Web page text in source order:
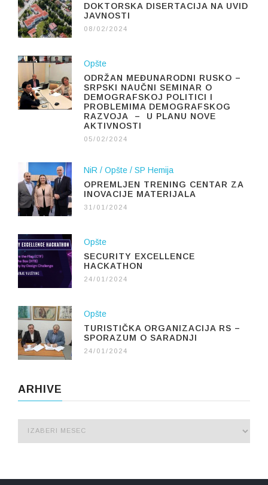
DOKTORSKA DISERTACIJA NA UVID
JAVNOSTI
08/02/2024
Opšte
ODRŽAN MEĐUNARODNI RUSKO –
SRPSKI NAUČNI SEMINAR O
DEMOGRAFSKOJ POLITICI I
PROBLEMIMA DEMOGRAFSKOG
RAZVOJA – U PLANU NOVE
AKTIVNOSTI
05/02/2024
NiR Opšte
SP Hemija
OPREMLJEN TRENING CENTAR ZA
INOVACIJE MATERIJALA
31/01/2024
Opšte
SECURITY EXCELLENCE
HACKATHON
24/01/2024
Opšte
TURISTIČKA ORGANIZACIJA RS –
SPORAZUM O SARADNJI
24/01/2024
ARHIVE